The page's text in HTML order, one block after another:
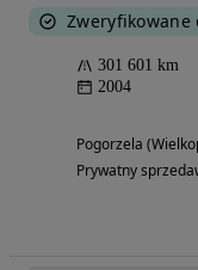
Zweryfikowane
301 601 km
2004
Pogorzela
Prywatny